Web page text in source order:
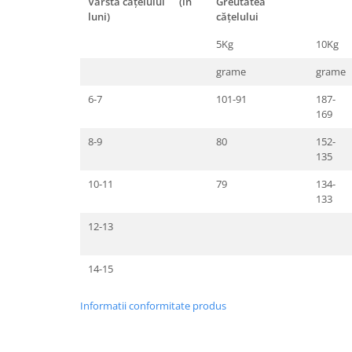
luni)
cățelului
5Kg
10Kg
grame
grame
6-7
101-91
187-
169
8-9
80
152-
135
10-11
79
134-
133
12-13
14-15
Informatii conformitate produs